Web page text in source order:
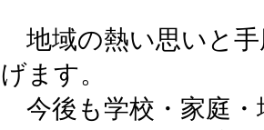
地域の熱い思いと手
げます。
今後も学校・家庭・